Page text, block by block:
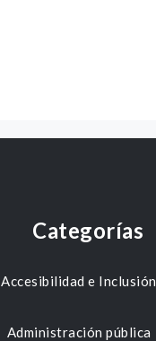
Categorías
Accesibilidad e Inclusión
Administración pública